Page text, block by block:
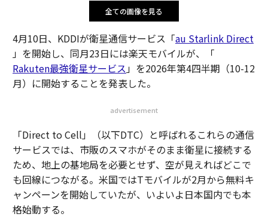
全ての画像を見る
4月10日、KDDIが衛星通信サービス「au Starlink Direct
」を開始し、同月23日には楽天モバイルが、「
Rakuten最強衛星サービス」を2026年第4四半期（10-12
月）に開始することを発表した。
advertisement
「Direct to Cell」（以下DTC）と呼ばれるこれらの通信
サービスでは、市販のスマホがそのまま衛星に接続する
ため、地上の基地局を必要とせず、空が見えればどこで
も回線につながる。米国ではTモバイルが2月から無料キ
ャンペーンを開始していたが、いよいよ日本国内でも本
格始動する。